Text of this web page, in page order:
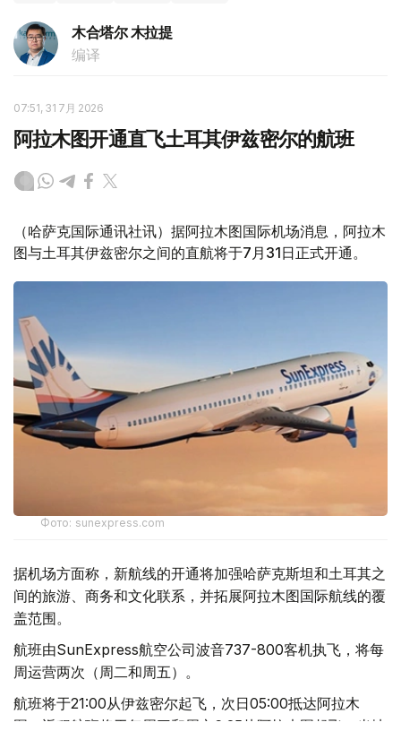
木合塔尔 木拉提
编译
07:51, 31 7月 2026
阿拉木图开通直飞土耳其伊兹密尔的航班
（哈萨克国际通讯社讯）据阿拉木图国际机场消息，阿拉木
图与土耳其伊兹密尔之间的直航将于7月31日正式开通。
Фото: sunexpress.com
据机场方面称，新航线的开通将加强哈萨克斯坦和土耳其之
间的旅游、商务和文化联系，并拓展阿拉木图国际航线的覆
盖范围。
航班由SunExpress航空公司波音737-800客机执飞，将每
周运营两次（周二和周五）。
航班将于21:00从伊兹密尔起飞，次日05:00抵达阿拉木
图。返程航班将于每周三和周六6:25从阿拉木图起飞，当地